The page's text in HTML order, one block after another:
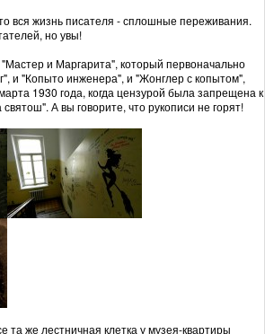
вся жизнь писателя - сплошные переживания.
но увы!
и Маргарита", который первоначально
и "Копыто инженера", и "Жонглер с копытом",
1930 года, когда цензурой была запрещена к
А вы говорите, что рукописи не горят!
та же лестничная клетка у музея-квартиры